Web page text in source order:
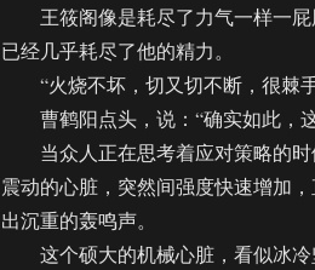
王筱阁像是耗尽了力气一样一屁
已经几乎耗尽了他的精力。
“火烧不坏，切又切不断，很棘手
曹鹤阳点头，说：“确实如此，
当众人正在思考着应对策略的时
震动的心脏，突然间强度快速增加
出沉重的轰鸣声。
这个硕大的机械心脏，看似冰冷